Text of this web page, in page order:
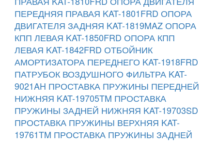
ПЕРЕДНЯЯ ПРАВАЯ KAT-1801FRD ОПОРА
ДВИГАТЕЛЯ ЗАДНЯЯ KAT-1819MAZ ОПОРА
КПП ЛЕВАЯ KAT-1850FRD ОПОРА КПП
ЛЕВАЯ KAT-1842FRD ОТБОЙНИК
АМОРТИЗАТОРА ПЕРЕДНЕГО KAT-1918FRD
ПАТРУБОК ВОЗДУШНОГО ФИЛЬТРА KAT-
9021AH ПРОСТАВКА ПРУЖИНЫ ПЕРЕДНЕЙ
НИЖНЯЯ KAT-19705TM ПРОСТАВКА
ПРУЖИНЫ ЗАДНЕЙ НИЖНЯЯ KAT-19703SD
ПРОСТАВКА ПРУЖИНЫ ВЕРХНЯЯ KAT-
19761TM ПРОСТАВКА ПРУЖИНЫ ЗАДНЕЙ